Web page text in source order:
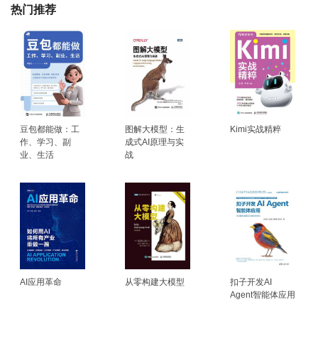
热门推荐
豆包都能做：工
作、学习、副
业、生活
图解大模型：生
成式AI原理与实
战
Kimi实战精粹
AI应用革命 从零构建大模型
扣子开发AI
Agent智能体应用